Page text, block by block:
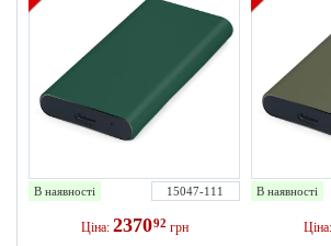
В наявності 15047-111
Ціна: 237092 грн
В наявності
Ціна: